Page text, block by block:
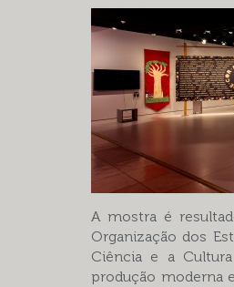
A mostra é
Organização dos
Ciência e a
produção moderna